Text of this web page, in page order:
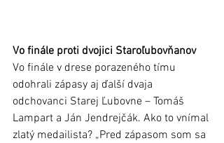
Vo finále proti dvojici Staroľubovňanov
Vo finále v drese porazeného tímu
odohrali zápasy aj ďalší dvaja
odchovanci Starej Ľubovne – Tomáš
Lampart a Ján Jendrejčák. Ako to vnímal
zlatý medailista? „Pred zápasom som sa